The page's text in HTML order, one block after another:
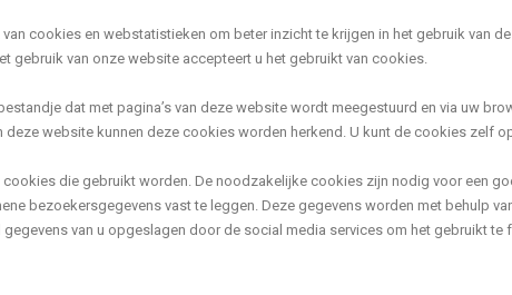
cookies en webstatistieken om beter inzicht te krijgen in het gebruik van
gebruik van onze website accepteert u het gebruikt van cookies.
dat met pagina’s van deze website wordt meegestuurd en via uw
deze website kunnen deze cookies worden herkend. U kunt de cookies zelf
cookies die gebruikt worden. De noodzakelijke cookies zijn nodig voor een
bezoekersgegevens vast te leggen. Deze gegevens worden met behulp
gegevens van u opgeslagen door de social media services om het gebruikt te